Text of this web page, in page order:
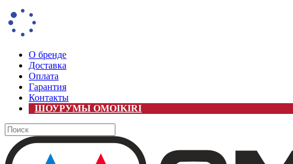
О бренде
Доставка
Оплата
Гарантия
Контакты
ШОУРУМЫ OMOIKIRI